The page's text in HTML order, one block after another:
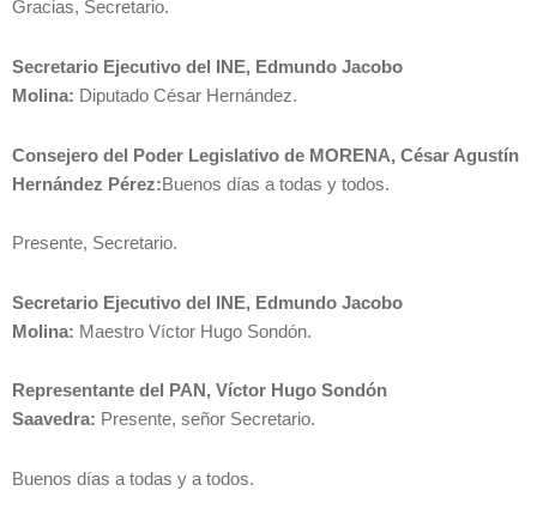
Gracias, Secretario.
Secretario Ejecutivo del INE, Edmundo Jacobo
Molina: Diputado César Hernández.
Consejero del Poder Legislativo de MORENA, César Agustín
Hernández Pérez:Buenos días a todas y todos.
Presente, Secretario.
Secretario Ejecutivo del INE, Edmundo Jacobo
Molina: Maestro Víctor Hugo Sondón.
Representante del PAN, Víctor Hugo Sondón
Saavedra: Presente, señor Secretario.
Buenos días a todas y a todos.